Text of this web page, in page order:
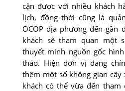
cận được với nhiều khách
lịch, đồng thời cũng là
OCOP địa phương đến gần
khách sẽ tham quan một
thuyết minh nguồn gốc
thảo. Hiện đơn vị đang
thêm một số không gian
khách có thể vừa đến tham